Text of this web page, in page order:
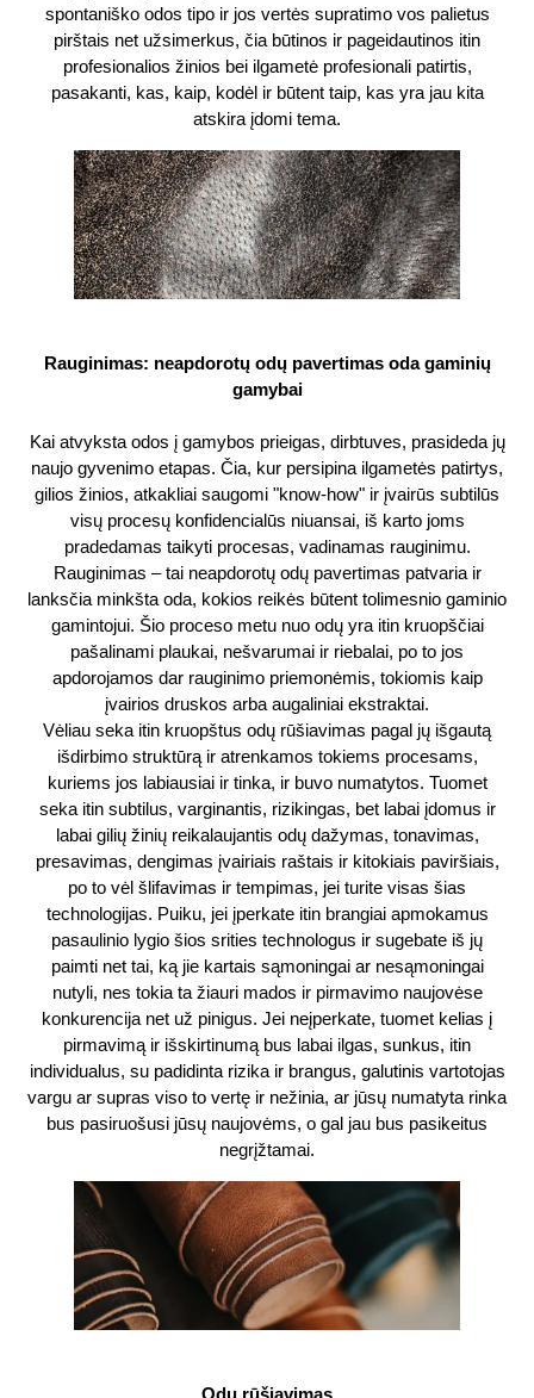
spontaniško odos tipo ir jos vertės supratimo vos palietus
pirštais net užsimerkus, čia būtinos ir pageidautinos itin
profesionalios žinios bei ilgametė profesionali patirtis,
pasakanti, kas, kaip, kodėl ir būtent taip, kas yra jau kita
atskira įdomi tema.
Rauginimas: neapdorotų odų pavertimas oda gaminių
gamybai
Kai atvyksta odos į gamybos prieigas, dirbtuves, prasideda jų
naujo gyvenimo etapas. Čia, kur persipina ilgametės patirtys,
gilios žinios, atkakliai saugomi "know-how" ir įvairūs subtilūs
visų procesų konfidencialūs niuansai, iš karto joms
pradedamas taikyti procesas, vadinamas rauginimu.
Rauginimas – tai neapdorotų odų pavertimas patvaria ir
lanksčia minkšta oda, kokios reikės būtent tolimesnio gaminio
gamintojui. Šio proceso metu nuo odų yra itin kruopščiai
pašalinami plaukai, nešvarumai ir riebalai, po to jos
apdorojamos dar rauginimo priemonėmis, tokiomis kaip
įvairios druskos arba augaliniai ekstraktai.
Vėliau seka itin kruopštus odų rūšiavimas pagal jų išgautą
išdirbimo struktūrą ir atrenkamos tokiems procesams,
kuriems jos labiausiai ir tinka, ir buvo numatytos. Tuomet
seka itin subtilus, varginantis, rizikingas, bet labai įdomus ir
labai gilių žinių reikalaujantis odų dažymas, tonavimas,
presavimas, dengimas įvairiais raštais ir kitokiais paviršiais,
po to vėl šlifavimas ir tempimas, jei turite visas šias
technologijas. Puiku, jei įperkate itin brangiai apmokamus
pasaulinio lygio šios srities technologus ir sugebate iš jų
paimti net tai, ką jie kartais sąmoningai ar nesąmoningai
nutyli, nes tokia ta žiauri mados ir pirmavimo naujovėse
konkurencija net už pinigus. Jei neįperkate, tuomet kelias į
pirmavimą ir išskirtinumą bus labai ilgas, sunkus, itin
individualus, su padidinta rizika ir brangus, galutinis vartotojas
vargu ar supras viso to vertę ir nežinia, ar jūsų numatyta rinka
bus pasiruošusi jūsų naujovėms, o gal jau bus pasikeitus
negrįžtamai.
Odų rūšiavimas